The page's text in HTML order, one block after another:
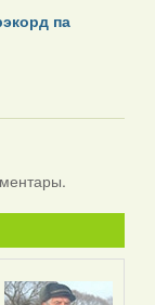
па